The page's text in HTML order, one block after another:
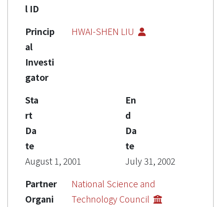
l ID
Princip
al
Investi
gator
HWAI-SHEN LIU
Sta
rt
Da
te
August 1, 2001
En
d
Da
te
July 31, 2002
Partner
Organi
National Science and
Technology Council